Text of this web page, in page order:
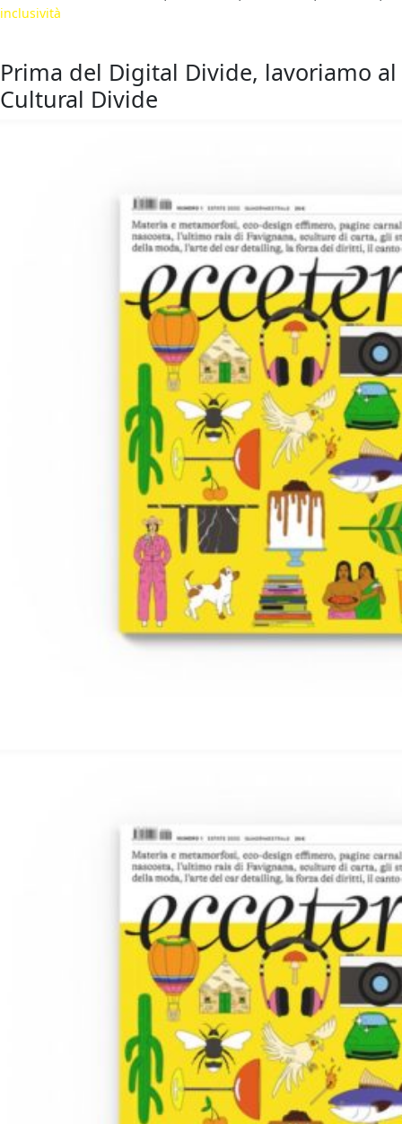
inclusività
Prima del Digital Divide, lavoriamo al
Cultural Divide